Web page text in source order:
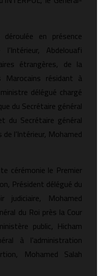
en présence
Abdelouafi
étrangères, de la
Marocains résidant à
délégué chargé
du Secrétaire général
du Secrétaire général
l’Intérieur, Mohamed
cérémonie le Premier
Président délégué du
judiciaire, Mohamed
du Roi près la Cour
public, Hicham
à l’administration
Mohamed Salah